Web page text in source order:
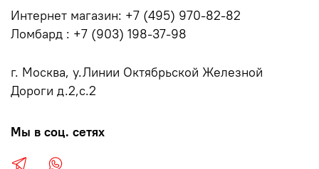
Интернет магазин: +7 (495) 970-82-82
Ломбард : +7 (903) 198-37-98
г. Москва, у.Линии Октябрьской Железной
Дороги д.2,с.2
Мы в соц. сетях